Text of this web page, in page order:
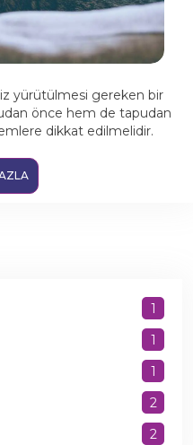
yürütülmesi gereken bir
önce hem de tapudan
dikkat edilmelidir.
1
1
1
2
2